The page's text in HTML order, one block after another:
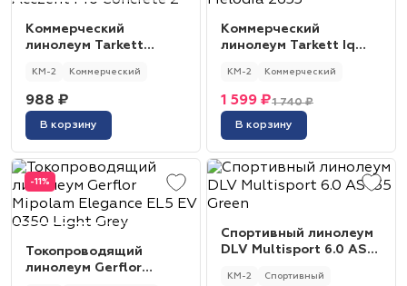
Коммерческий
линолеум Tarkett
КМ-2 Коммерческий
988 ₽
В корзину
Коммерческий
линолеум Tarkett Iq
КМ-2 Коммерческий
1 740 ₽
1 599 ₽
В корзину
-11%
Токопроводящий
линолеум Gerflor
Спортивный линолеум
DLV Multisport 6.0 AS
КМ-2 Спортивный